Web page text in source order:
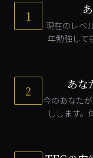
1
現在のレベ
年勉強して
2 あな
今のあなた
しします。